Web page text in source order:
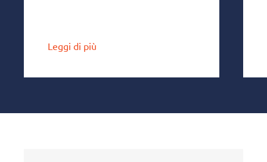
Leggi di più